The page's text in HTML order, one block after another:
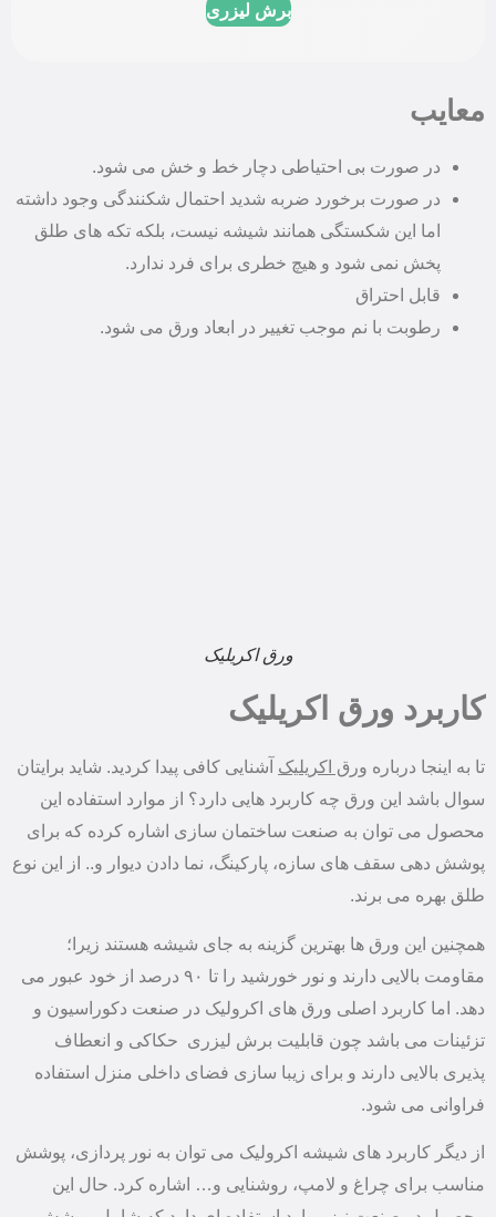
برش لیزری
معایب
در صورت بی احتیاطی دچار خط و خش می شود.
در صورت برخورد ضربه شدید احتمال شکنندگی وجود داشته
اما این شکستگی همانند شیشه نیست، بلکه تکه های طلق
پخش نمی شود و هیچ خطری برای فرد ندارد.
قابل احتراق
رطوبت با نم موجب تغییر در ابعاد ورق می شود.
ورق اکریلیک
کاربرد ورق اکریلیک
تا به اینجا درباره ورق اکریلیک آشنایی کافی پیدا کردید. شاید برایتان
سوال باشد این ورق چه کاربرد هایی دارد؟ از موارد استفاده این
محصول می توان به صنعت ساختمان سازی اشاره کرده که برای
پوشش دهی سقف های سازه، پارکینگ، نما دادن دیوار و.. از این نوع
طلق بهره می برند.
همچنین این ورق ها بهترین گزینه به جای شیشه هستند زیرا؛
مقاومت بالایی دارند و نور خورشید را تا ۹۰ درصد از خود عبور می
دهد. اما کاربرد اصلی ورق های اکرولیک در صنعت دکوراسیون و
تزئینات می باشد چون قابلیت برش لیزری حکاکی و انعطاف
پذیری بالایی دارند و برای زیبا سازی فضای داخلی منزل استفاده
فراوانی می شود.
از دیگر کاربرد های شیشه اکرولیک می توان به نور پردازی، پوشش
مناسب برای چراغ و لامپ، روشنایی و… اشاره کرد. حال این